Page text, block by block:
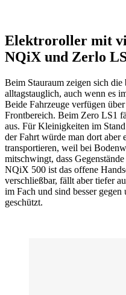
Elektroroller mit
NQiX und Zerlo
Beim Stauraum zeigen sich
alltagstauglich, auch wenn es
Beide Fahrzeuge verfügen
Frontbereich. Beim Zero LS1
aus. Für Kleinigkeiten im
der Fahrt würde man dort aber
transportieren, weil bei
mitschwingt, dass
NQiX 500 ist das offene
verschließbar, fällt aber tiefer
im Fach und sind besser
geschützt.